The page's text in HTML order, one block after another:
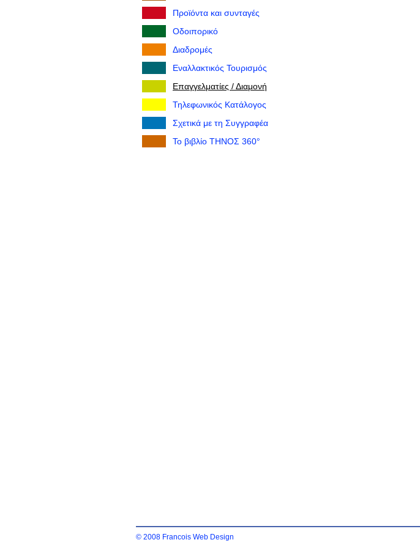
Προϊόντα και συνταγές
Οδοιπορικό
Διαδρομές
Εναλλακτικός Τουρισμός
Επαγγελματίες / Διαμονή
Τηλεφωνικός Κατάλογος
Σχετικά με τη Συγγραφέα
Το βιβλίο ΤΗΝΟΣ 360°
© 2008 Francois Web Design